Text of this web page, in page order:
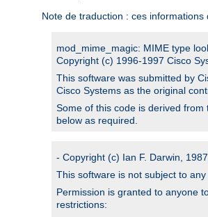
Note de traduction : ces
mod_mime_magic: MIME type
Copyright (c) 1996-1997 Cisco
This software was submitted by
Cisco Systems as the original
Some of this code is derived
below as required.
- Copyright (c) Ian F. Darwin,
This software is not subject to
Permission is granted to anyone
restrictions: